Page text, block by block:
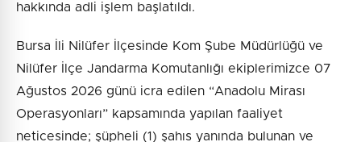
hakkında adli işlem başlatıldı.
Bursa İli Nilüfer İlçesinde Kom Şube Müdürlüğü ve
Nilüfer İlçe Jandarma Komutanlığı ekiplerimizce 07
Ağustos 2026 günü icra edilen “Anadolu Mirası
Operasyonları” kapsamında yapılan faaliyet
neticesinde; şüpheli (1) şahıs yanında bulunan ve